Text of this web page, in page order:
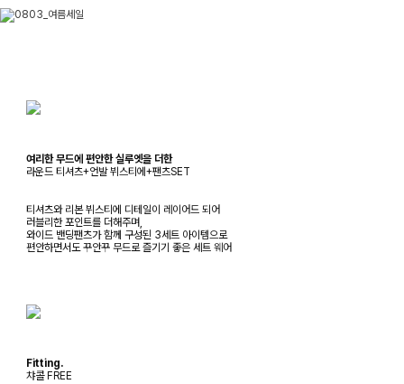
여리한 무드에 편안한 실루엣을 더한
라운드 티셔츠+언발 뷔스티에+팬츠SET
티셔츠와 리본 뷔스티에 디테일이 레이어드 되어
러블리한 포인트를 더해주며,
와이드 밴딩팬츠가 함께 구성된 3세트 아이템으로
편안하면서도 꾸안꾸 무드로 즐기기 좋은 세트 웨어
Fitting.
챠콜 FREE